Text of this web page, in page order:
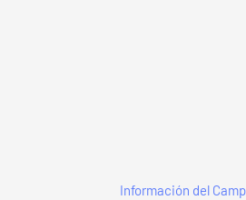
Información del